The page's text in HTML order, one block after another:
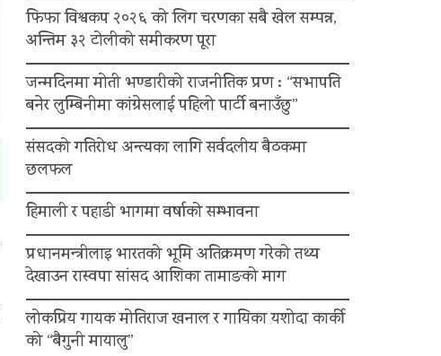
फिफा विश्वकप २०२६ को लिग चरणका सबै खेल सम्पन्न,
अन्तिम ३२ टोलीको समीकरण पूरा
जन्मदिनमा मोती भण्डारीको राजनीतिक प्रण : “सभापति
बनेर लुम्बिनीमा कांग्रेसलाई पहिलो पार्टी बनाउँछु”
संसदको गतिरोध अन्त्यका लागि सर्वदलीय बैठकमा
छलफल
हिमाली र पहाडी भागमा वर्षाको सम्भावना
प्रधानमन्त्रीलाइ भारतको भूमि अतिक्रमण गरेको तथ्य
देखाउन रास्वपा सांसद आशिका तामाङको माग
लोकप्रिय गायक मोतिराज खनाल र गायिका यशोदा कार्की
को “बैगुनी मायालु”